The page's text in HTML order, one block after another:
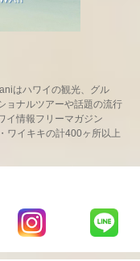
はハワイの観光、グル
ョナルツアーや話題の流行
イ情報フリーマガジン
ワイキキの計400ヶ所以上
LaniLani
LaniLani